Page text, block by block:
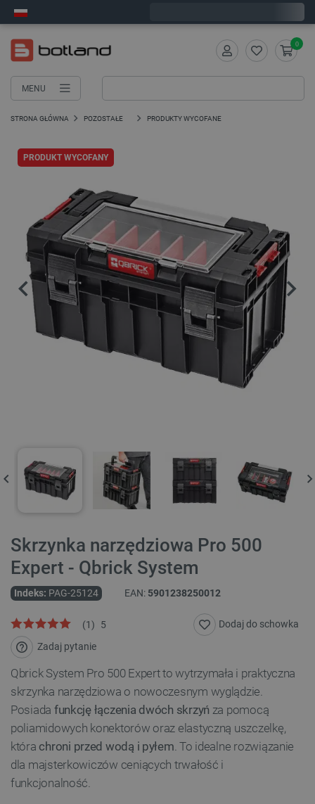
MENU
0
STRONA GŁÓWNA POZOSTAŁE PRODUKTY WYCOFANE
PRODUKT WYCOFANY
Skrzynka narzędziowa Pro 500
Expert - Qbrick System
Indeks: PAG-25124 EAN: 5901238250012
5
(1)
Zadaj pytanie
Dodaj do schowka
Qbrick System Pro 500 Expert to wytrzymała i praktyczna
skrzynka narzędziowa o nowoczesnym wyglądzie.
Posiada funkcję łączenia dwóch skrzyń za pomocą
poliamidowych konektorów oraz elastyczną uszczelkę,
która chroni przed wodą i pyłem. To idealne rozwiązanie
dla majsterkowiczów ceniących trwałość i
funkcjonalność.